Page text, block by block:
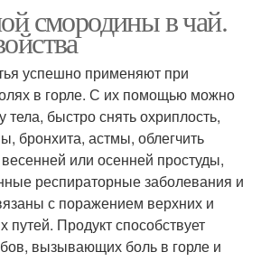
смородины в чай.
успешно применяют при
в горле. С их помощью можно
тела, быстро снять охриплость,
бронхита, астмы, облегчить
или осенней простуды,
респираторные заболевания и
с поражением верхних и
Продукт способствует
вызывающих боль в горле и